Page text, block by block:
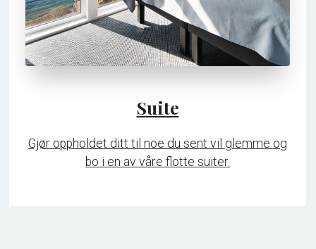
Suite
Gjør oppholdet ditt til noe du sent vil glemme og
bo i en av våre flotte suiter.